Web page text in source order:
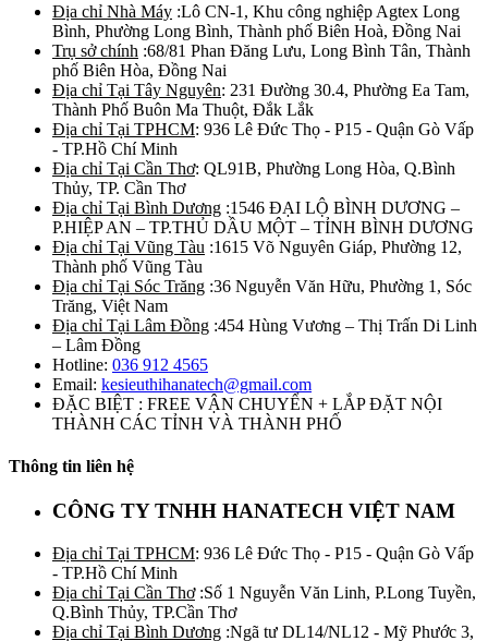
Địa chỉ Nhà Máy :Lô CN-1, Khu công nghiệp Agtex Long
Bình, Phường Long Bình, Thành phố Biên Hoà, Đồng Nai
Trụ sở chính :68/81 Phan Đăng Lưu, Long Bình Tân, Thành
phố Biên Hòa, Đồng Nai
Địa chỉ Tại Tây Nguyên: 231 Đường 30.4, Phường Ea Tam,
Thành Phố Buôn Ma Thuột, Đắk Lắk
Địa chỉ Tại TPHCM: 936 Lê Đức Thọ - P15 - Quận Gò Vấp
- TP.Hồ Chí Minh
Địa chỉ Tại Cần Thơ: QL91B, Phường Long Hòa, Q.Bình
Thủy, TP. Cần Thơ
Địa chỉ Tại Bình Dương :1546 ĐẠI LỘ BÌNH DƯƠNG –
P.HIỆP AN – TP.THỦ DẦU MỘT – TỈNH BÌNH DƯƠNG
Địa chỉ Tại Vũng Tàu :1615 Võ Nguyên Giáp, Phường 12,
Thành phố Vũng Tàu
Địa chỉ Tại Sóc Trăng :36 Nguyễn Văn Hữu, Phường 1, Sóc
Trăng, Việt Nam
Địa chỉ Tại Lâm Đồng :454 Hùng Vương – Thị Trấn Di Linh
– Lâm Đồng
Hotline: 036 912 4565
Email: kesieuthihanatech@gmail.com
ĐẶC BIỆT : FREE VẬN CHUYỂN + LẮP ĐẶT NỘI
THÀNH CÁC TỈNH VÀ THÀNH PHỐ
Thông tin liên hệ
CÔNG TY TNHH HANATECH VIỆT NAM
Địa chỉ Tại TPHCM: 936 Lê Đức Thọ - P15 - Quận Gò Vấp
- TP.Hồ Chí Minh
Địa chỉ Tại Cần Thơ:Số 1 Nguyễn Văn Linh, P.Long Tuyền,
Q.Bình Thủy, TP.Cần Thơ
Địa chỉ Tại Bình Dương :Ngã tư DL14/NL12 - Mỹ Phước 3,